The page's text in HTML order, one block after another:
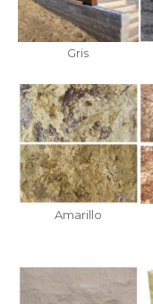
Gris
Amarillo